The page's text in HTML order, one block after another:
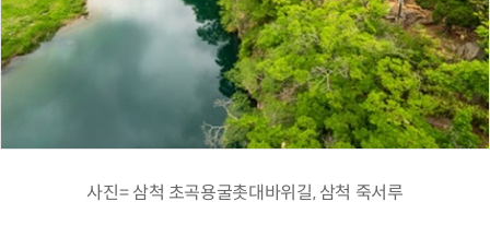
사진= 삼척 초곡용굴촛대바위길, 삼척 죽서루